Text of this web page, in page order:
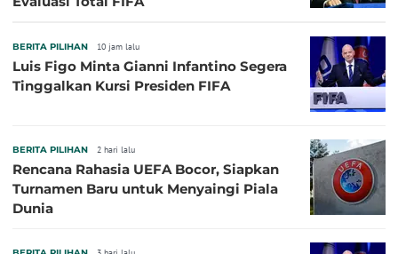
BERITA PILIHAN 10 jam lalu
Luis Figo Minta Gianni Infantino Segera
Tinggalkan Kursi Presiden FIFA
BERITA PILIHAN 2 hari lalu
Rencana Rahasia UEFA Bocor, Siapkan
Turnamen Baru untuk Menyaingi Piala
Dunia